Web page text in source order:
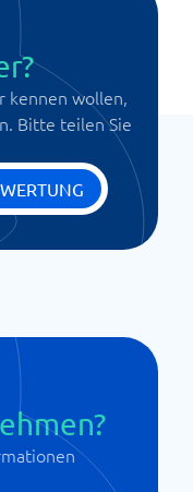
kennen wollen,
Bitte teilen Sie